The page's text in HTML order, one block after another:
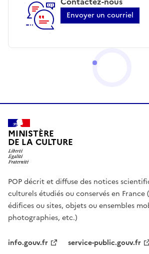
Envoyer un courriel
MINISTÈRE
DE LA CULTURE
POP décrit et diffuse des notices
culturels étudiés ou conservés en
édifices ou sites, objets ou ensembles
photographies, etc.)
info.gouv.fr
service-public.gouv.fr